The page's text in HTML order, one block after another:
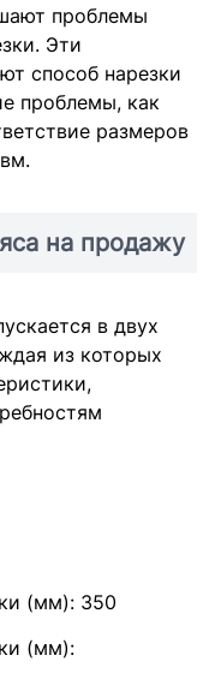
проблемы
Эти
способ нарезки
проблемы, как
размеров
на продажу
в двух
из которых
(мм): 350
(мм):